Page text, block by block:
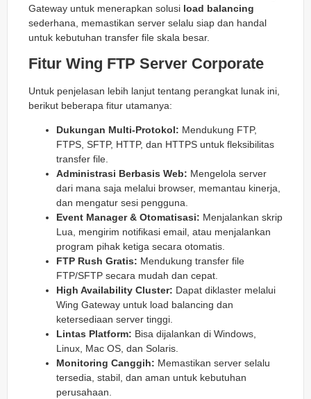
Gateway untuk menerapkan solusi load balancing
sederhana, memastikan server selalu siap dan handal
untuk kebutuhan transfer file skala besar.
Fitur Wing FTP Server Corporate
Untuk penjelasan lebih lanjut tentang perangkat lunak ini,
berikut beberapa fitur utamanya:
Dukungan Multi-Protokol: Mendukung FTP,
FTPS, SFTP, HTTP, dan HTTPS untuk fleksibilitas
transfer file.
Administrasi Berbasis Web: Mengelola server
dari mana saja melalui browser, memantau kinerja,
dan mengatur sesi pengguna.
Event Manager & Otomatisasi: Menjalankan skrip
Lua, mengirim notifikasi email, atau menjalankan
program pihak ketiga secara otomatis.
FTP Rush Gratis: Mendukung transfer file
FTP/SFTP secara mudah dan cepat.
High Availability Cluster: Dapat diklaster melalui
Wing Gateway untuk load balancing dan
ketersediaan server tinggi.
Lintas Platform: Bisa dijalankan di Windows,
Linux, Mac OS, dan Solaris.
Monitoring Canggih: Memastikan server selalu
tersedia, stabil, dan aman untuk kebutuhan
perusahaan.